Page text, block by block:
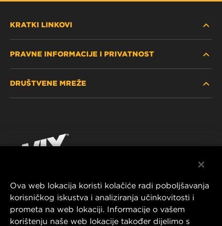
KRATKI LINKOVI
GDJE KUPITI
KONTAKTIRAJTE NAS
PRAVNE INFORMACIJE I PRIVATNOST
IMPRESSUM
DRUŠTVENE MREŽE
YouTube
MANN+HUMMEL FT Poland
ul. Wrocławska 145,
Ova web lokacija koristi kolačiće radi poboljšavanja
korisničkog iskustva i analiziranja učinkovitosti i
prometa na web lokaciji. Informacije o vašem
korištenju naše web lokacije također dijelimo s